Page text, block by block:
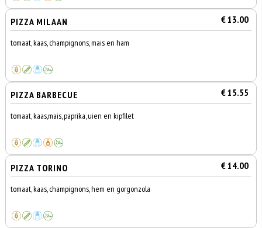
PIZZA MILAAN € 13.00
tomaat, kaas, champignons, mais en ham
PIZZA BARBECUE € 15.55
tomaat, kaas,mais, paprika, uien en kipfilet
PIZZA TORINO € 14.00
tomaat, kaas, champignons, hem en gorgonzola